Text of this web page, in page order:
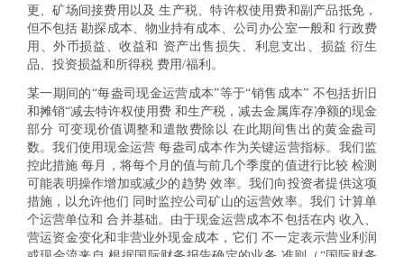
更、矿场间接费用以及 生产税、特许权使用费和副产品抵免，
但不包括 勘探成本、物业持有成本、公司办公室一般和 行政费
用、外币损益、收益和 资产出售损失、利息支出、损益 衍生
品、投资损益和所得税 费用/福利。
某一期间的“每盎司现金运营成本”等于“销售成本” 不包括折旧
和摊销“减去特许权使用费 和生产税，减去金属库存净额的现金
部分 可变现价值调整和遣散费除以 在此期间售出的黄金盎司
数。我们使用现金运营 每盎司成本作为关键运营指标。我们监
控此措施 每月，将每个月的值与前几个季度的值进行比较 检测
可能表明操作增加或减少的趋势 效率。我们向投资者提供这项
措施，以允许他们 同时监控公司矿山的运营效率。我们 计算单
个运营单位和 合并基础。由于现金运营成本不包括在内 收入、
营运资金变化和非营业外现金成本，它们 不一定表示营业利润